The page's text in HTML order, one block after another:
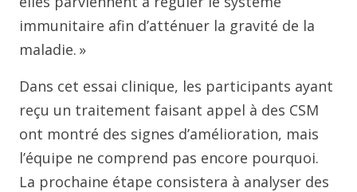
immunitaire afin d’atténuer la gravité de la
maladie. »
Dans cet essai clinique, les participants ayant
reçu un traitement faisant appel à des CSM
ont montré des signes d’amélioration, mais
l’équipe ne comprend pas encore pourquoi.
La prochaine étape consistera à analyser des